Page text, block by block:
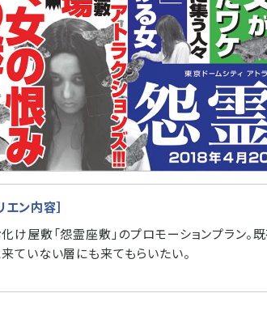
エン内容］
け屋敷「怨霊座敷」のプロモーションプラン。
ていない層にも来てもらいたい。